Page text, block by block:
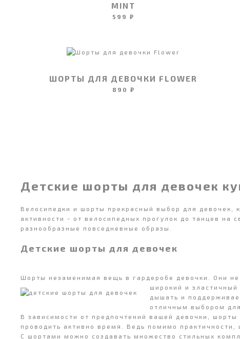
MINT
599 ₽
ШОРТЫ ДЛЯ ДЕВОЧКИ FLOWER
890 ₽
Детские шорты для девочек
Велосипедки и шорты прекрасный выбор для девочек,
активности - от велосипедных прогулок до танцев
разнообразные повседневные образы.
Детские шорты для девочек
Шорты незаменимая вещь в гардеробе девочки. Они
широкий и
дышать и
отличным выбором
В зависимости от предпочтений вашей девочки,
проводить активно время. Ведь помимо
С шортами можно создавать множество стильных